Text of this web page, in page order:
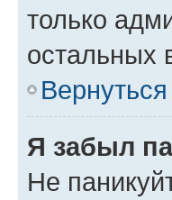
только
остальных
Я забыл
Не